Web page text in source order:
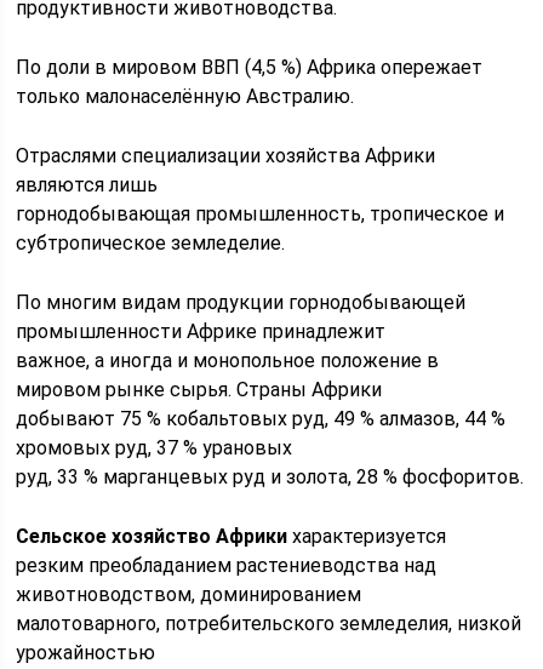
продуктивности животноводства.
По доли в мировом ВВП (4,5 %) Африка опережает
только малонаселённую Австралию.
Отраслями специализации хозяйства Африки
являются лишь
горнодобывающая промышленность, тропическое и
субтропическое земледелие.
По многим видам продукции горнодобывающей
промышленности Африке принадлежит
важное, а иногда и монопольное положение в
мировом рынке сырья. Страны Африки
добывают 75 % кобальтовых руд, 49 % алмазов, 44 %
хромовых руд, 37 % урановых
руд, 33 % марганцевых руд и золота, 28 % фосфоритов.
Сельское хозяйство Африки характеризуется
резким преобладанием растениеводства над
животноводством, доминированием
малотоварного, потребительского земледелия, низкой
урожайностью